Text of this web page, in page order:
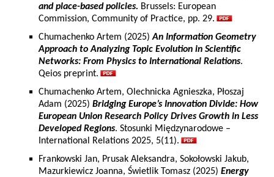
and place-based policies. Brussels: European
Commission, Community of Practice, pp. 29.
Chumachenko Artem (2025)An Information Geometry
Approach to Analyzing Topic Evolution in Scientific
Networks: From Physics to International Relations.
Qeios preprint.
Chumachenko Artem, Olechnicka Agnieszka, Płoszaj
Adam (2025) Bridging Europe’s Innovation Divide: How
European Union Research Policy Drives Growth in Less
Developed Regions. Stosunki Międzynarodowe –
International Relations 2025, 5(11).
Frankowski Jan, Prusak Aleksandra, Sokołowski Jakub,
Mazurkiewicz Joanna, Świetlik Tomasz (2025) Energy